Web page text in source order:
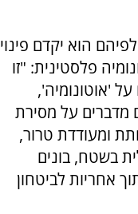
הוא יקדם פינוי
פלסטינית: "זו
'אוטונומיה',
מדברים על מסירת
ומעודדת טרור,
בשטח, בונים
אחריות לביטחון